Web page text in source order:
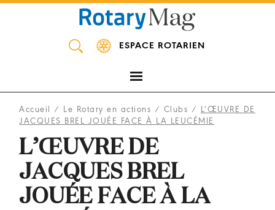
ESPACE ROTARIEN
Accueil / Le Rotary en actions / Clubs / L’ŒUVRE DE
JACQUES BREL JOUÉE FACE À LA LEUCÉMIE
L’ŒUVRE DE
JACQUES BREL
JOUÉE FACE À LA
Panneau de gestion des cookies